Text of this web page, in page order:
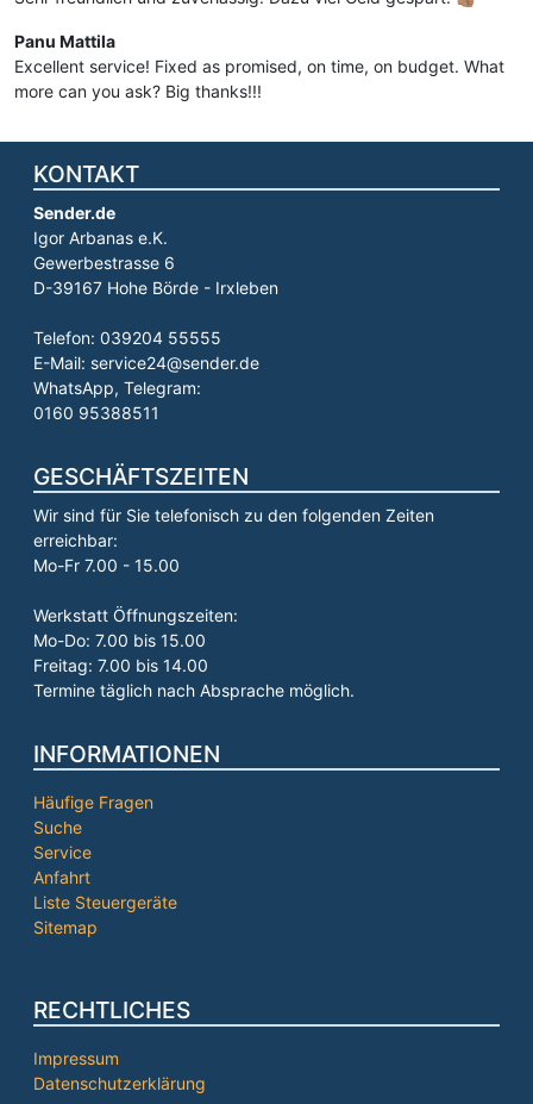
Panu Mattila
Excellent service! Fixed as promised, on time, on budget. What
more can you ask? Big thanks!!!
KONTAKT
Sender.de
Igor Arbanas e.K.
Gewerbestrasse 6
D-39167 Hohe Börde - Irxleben
Telefon: 039204 55555
E-Mail: service24@sender.de
WhatsApp, Telegram:
0160 95388511
GESCHÄFTSZEITEN
Wir sind für Sie telefonisch zu den folgenden Zeiten
erreichbar:
Mo-Fr 7.00 - 15.00
Werkstatt Öffnungszeiten:
Mo-Do: 7.00 bis 15.00
Freitag: 7.00 bis 14.00
Termine täglich nach Absprache möglich.
INFORMATIONEN
Häufige Fragen
Suche
Service
Anfahrt
Liste Steuergeräte
Sitemap
RECHTLICHES
Impressum
Datenschutzerklärung